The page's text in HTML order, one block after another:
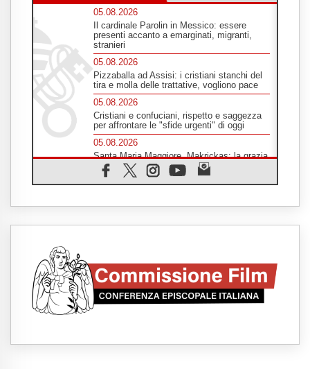
05.08.2026
Il cardinale Parolin in Messico: essere
presenti accanto a emarginati, migranti,
stranieri
05.08.2026
Pizzaballa ad Assisi: i cristiani stanchi del
tira e molla delle trattative, vogliono pace
05.08.2026
Cristiani e confuciani, rispetto e saggezza
per affrontare le "sfide urgenti" di oggi
05.08.2026
Santa Maria Maggiore, Makrickas: la grazia
di Dio scende ancora sul mondo
05.08.2026
social non saziano, vogliamo cose grandi"
05.08.2026
05.08.2026
Dal Papa all'udienza generale la forza del
"circolo degli eroi"
pace